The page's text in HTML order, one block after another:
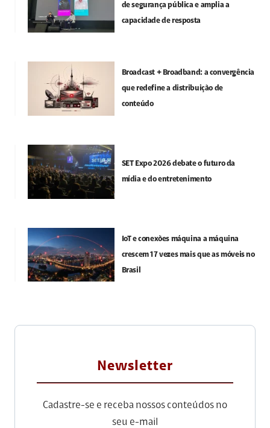
de segurança pública e amplia a
capacidade de resposta
Broadcast + Broadband: a convergência
que redefine a distribuição de
conteúdo
SET Expo 2026 debate o futuro da
mídia e do entretenimento
IoT e conexões máquina a máquina
crescem 17 vezes mais que as móveis no
Brasil
Newsletter
Cadastre-se e receba nossos conteúdos no
seu e-mail